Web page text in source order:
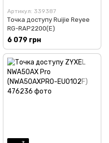
Артикул: 339387
Точка доступу Ruijie Reyee
RG-RAP2200(E)
6 079 грн